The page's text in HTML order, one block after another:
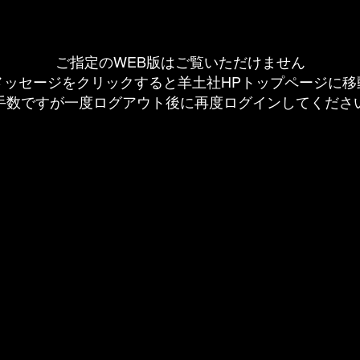
ご指定のWEB版はご覧いただけません
セージをクリックすると羊土社HPトップページに移
数ですが一度ログアウト後に再度ログインしてくださ